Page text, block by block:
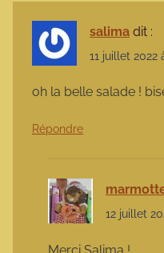
salima dit :
11 juillet 2022
oh la belle salade !
Répondre
12 juillet
Merci Salima !